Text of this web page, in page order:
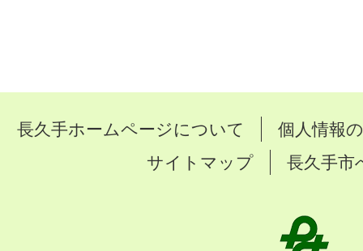
長久手ホームページについて
個人情報
サイトマップ
長久手市